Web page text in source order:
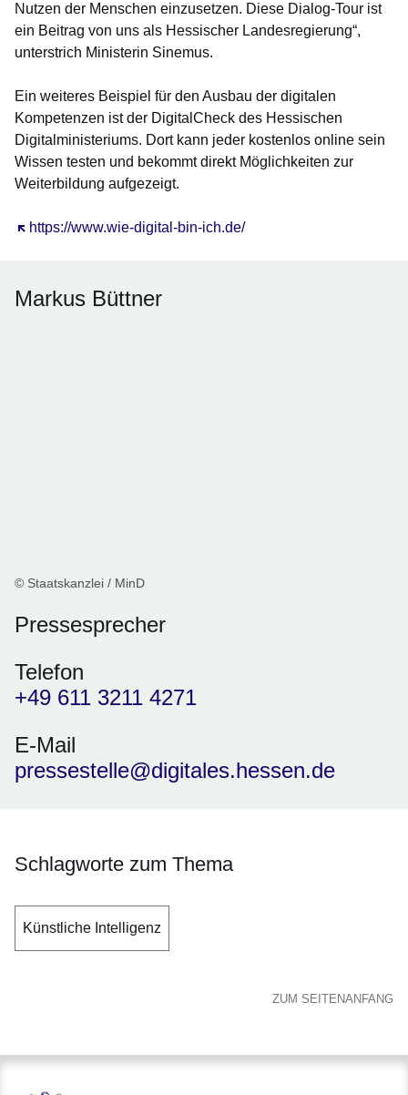
Nutzen der Menschen einzusetzen. Diese Dialog-Tour ist
ein Beitrag von uns als Hessischer Landesregierung“,
unterstrich Ministerin Sinemus.
Ein weiteres Beispiel für den Ausbau der digitalen
Kompetenzen ist der DigitalCheck des Hessischen
Digitalministeriums. Dort kann jeder kostenlos online sein
Wissen testen und bekommt direkt Möglichkeiten zur
Weiterbildung aufgezeigt.
https://www.wie-digital-bin-ich.de/
Öffnet sich in einem neuen Fenster
Markus Büttner
© Staatskanzlei / MinD
Pressesprecher
Telefon
+49 611 3211 4271
E-Mail
pressestelle@digitales.hessen.de
Schlagworte zum Thema
Künstliche Intelligenz
ZUM SEITENANFANG